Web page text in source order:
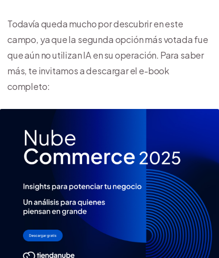
Todavía queda mucho por descubrir en este
campo, ya que la segunda opción más votada fue
que aún no utilizan IA en su operación. Para saber
más, te invitamos a descargar el e-book
completo: